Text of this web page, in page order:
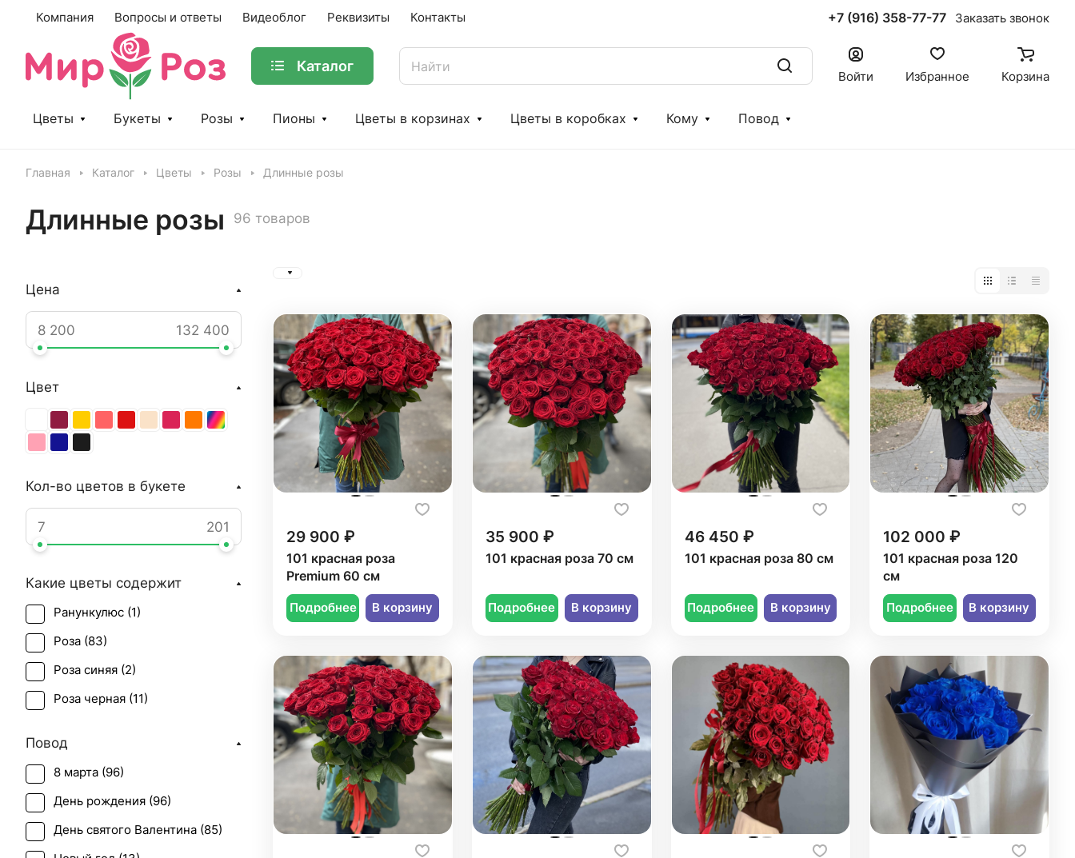
Компания Вопросы и ответы Видеоблог Реквизиты Контакты +7 (916) 358-77-77 Заказать звонок
Каталог
Войти Избранное Корзина
Цветы Букеты Розы Пионы Цветы в корзинах Цветы в коробках Кому Повод
Главная Каталог Цветы Розы Длинные розы
Длинные розы 96 товаров
29 900 ₽
101 красная роза
Premium 60 см
Подробнее В корзину
35 900 ₽
101 красная роза 70 см
Подробнее В корзину
46 450 ₽
101 красная роза 80 см
Подробнее В корзину
102 000 ₽
101 красная роза 120
см
Подробнее В корзину
Цена
Цвет
Кол-во цветов в букете
Какие цветы содержит
Ранункулюс (1)
Роза (83)
Роза синяя (2)
Роза черная (11)
Повод
8 марта (96)
День рождения (96)
День святого Валентина (85)